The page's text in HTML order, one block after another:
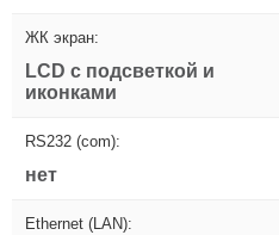
ЖК экран:
LCD с подсветкой и
иконками
RS232 (com):
нет
Ethernet (LAN):